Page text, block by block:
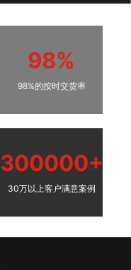
98%
98%的按时交货率
300000+
30万以上客户满意案例